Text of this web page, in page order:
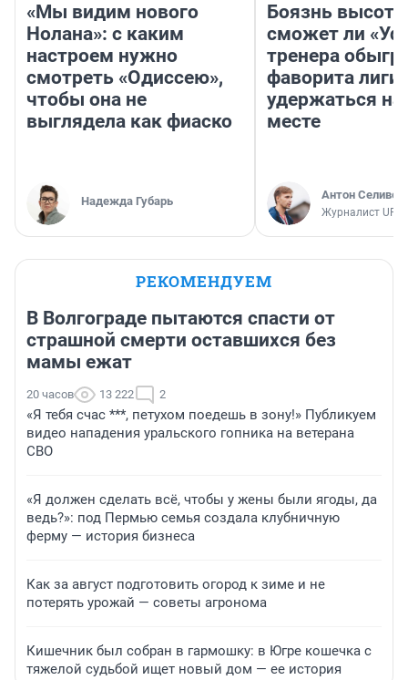
«Мы видим нового
Нолана»: с каким
настроем нужно
смотреть «Одиссею»,
чтобы она не
выглядела как фиаско
Надежда Губарь
Боязнь
сможет ли
тренера
фаворита лиги
удержаться
месте
Антон
Журналист
РЕКОМЕНДУЕМ
В Волгограде пытаются спасти от
страшной смерти оставшихся без
мамы ежат
20 часов 13 222 2
«Я тебя счас ***, петухом поедешь в зону!» Публикуем
видео нападения уральского гопника на ветерана
СВО
«Я должен сделать всё, чтобы у жены были ягоды, да
ведь?»: под Пермью семья создала клубничную
ферму — история бизнеса
Как за август подготовить огород к зиме и не
потерять урожай — советы агронома
Кишечник был собран в гармошку: в Югре кошечка с
тяжелой судьбой ищет новый дом — ее история